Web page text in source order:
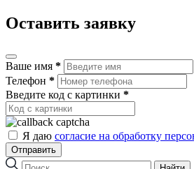
Оставить заявку
Ваше имя *
Телефон *
Введите код с картинки *
Я даю согласие на обработку
Отправить